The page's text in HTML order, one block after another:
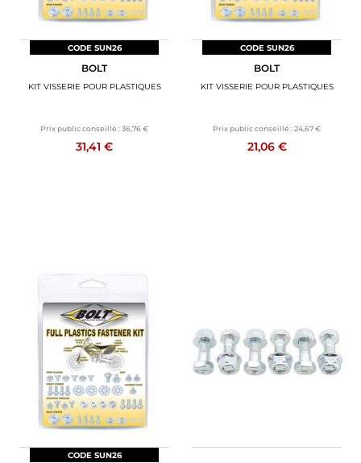
CODE SUN26
BOLT
KIT VISSERIE POUR PLASTIQUES
Prix public conseillé :36,76 €
31,41 €
CODE SUN26
BOLT
KIT VISSERIE POUR PLASTIQUES
Prix public conseillé :24,67 €
21,06 €
CODE SUN26